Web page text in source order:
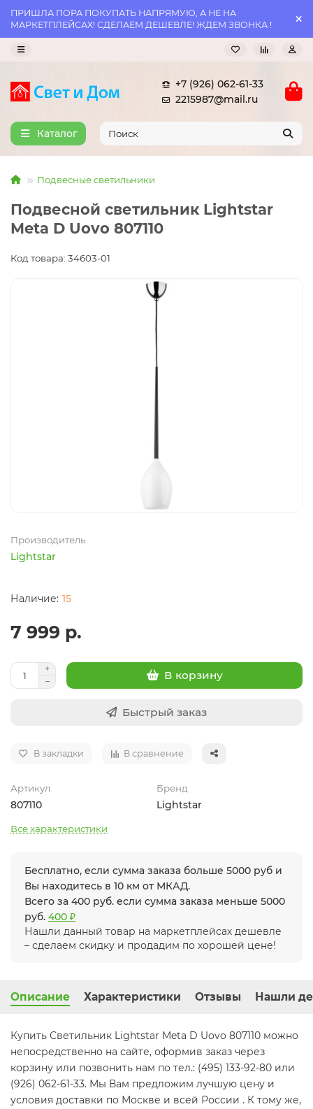
ПРИШЛА ПОРА ПОКУПАТЬ НАПРЯМУЮ, А НЕ НА
МАРКЕТПЛЕЙСАХ! СДЕЛАЕМ ДЕШЕВЛЕ! ЖДЕМ ЗВОНКА !
+7 (926) 062-61-33
2215987@mail.ru
Каталог
Подвесные светильники
Подвесной светильник Lightstar
Meta D Uovo 807110
Код товара: 34603-01
Производитель
Lightstar
15
7 999 р.
В корзину
Быстрый заказ
В закладки В сравнение
Артикул
807110
Бренд
Lightstar
Все характеристики
Бесплатно, если сумма заказа больше 5000 руб и
Вы находитесь в 10 км от МКАД.
Всего за 400 руб. если сумма заказа меньше 5000
руб. 400 ₽
Нашли данный товар на маркетплейсах дешевле
– сделаем скидку и продадим по хорошей цене!
Описание Характеристики Отзывы Нашли
Купить Светильник Lightstar Meta D Uovo 807110 можно
непосредственно на сайте, оформив заказ через
корзину или позвонить нам по тел.: (495) 133-92-80 или
(926) 062-61-33. Мы Вам предложим лучшую цену и
условия доставки по Москве и всей России . К тому же,